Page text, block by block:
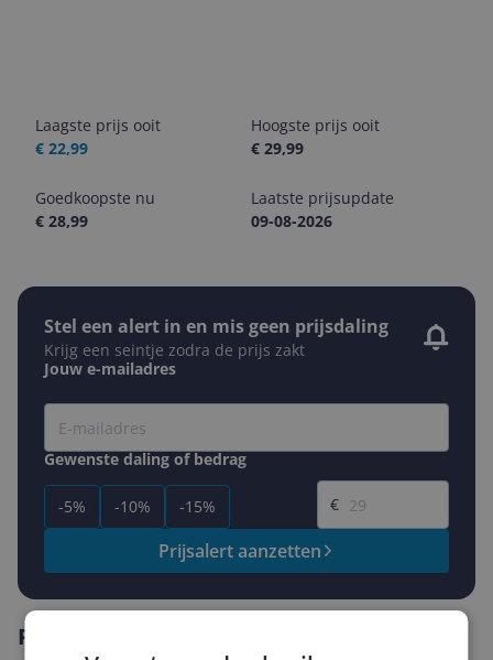
Laagste prijs ooit
€ 22,99
Hoogste prijs ooit
€ 29,99
Goedkoopste nu
€ 28,99
Laatste prijsupdate
09-08-2026
Stel een alert in en mis geen prijsdaling
Krijg een seintje zodra de prijs zakt
Jouw e-mailadres
Gewenste daling of bedrag
-5% -10% -15%
Gewenste prijs
€
Prijsalert aanzetten
Reviews